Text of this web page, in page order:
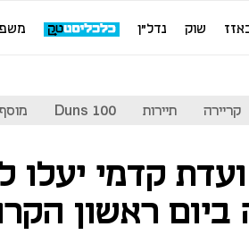
שוק נדל"ן
קריירה תיירות Duns 100
קדמי יעלו
ראשון